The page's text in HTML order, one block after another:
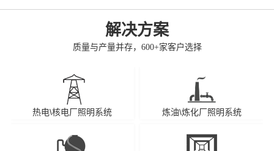
解决方案
质量与产量并存，600+家客户选择
热电\核电厂照明系统 炼油\炼化厂照明系统